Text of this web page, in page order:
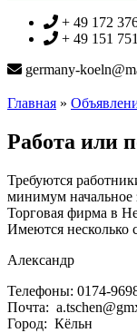
+ 49 172
+ 49 151
germany-
Главная »
Работа или
Требуются
минимум начальное
Торговая фирма в
Имеются несколько
Александр
Телефоны: 0174-
Почта:
Город: Кёльн